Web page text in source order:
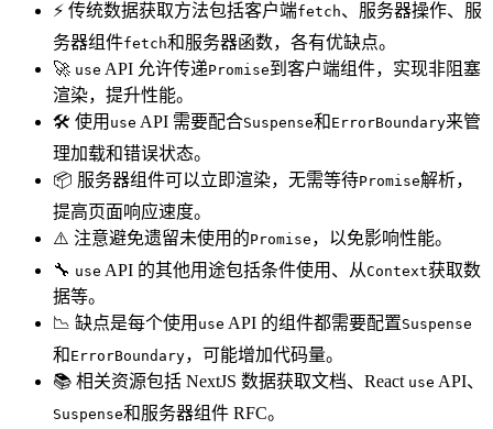
⚡ 传统数据获取方法包括客户端fetch、服务器操作、服
务器组件fetch和服务器函数，各有优缺点。
🚀 use API 允许传递Promise到客户端组件，实现非阻塞
渲染，提升性能。
🛠️ 使用 use API 需要配合Suspense和 ErrorBoundary来管
理加载和错误状态。
📦 服务器组件可以立即渲染，无需等待Promise解析，
提高页面响应速度。
⚠️ 注意避免遗留未使用的Promise ，以免影响性能。
🔧 use API 的其他用途包括条件使用、从Context获取数
据等。
📉 缺点是每个使用 use API 的组件都需要配置Suspense
和 ErrorBoundary，可能增加代码量。
📚 相关资源包括 NextJS 数据获取文档、React use API、
Suspense和服务器组件 RFC。